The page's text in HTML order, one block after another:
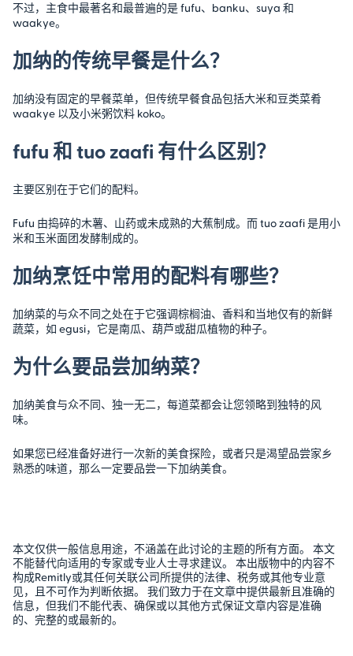
不过，主食中最著名和最普遍的是 fufu、banku、suya 和
waakye。
加纳的传统早餐是什么？
加纳没有固定的早餐菜单，但传统早餐食品包括大米和豆类菜肴
waakye 以及小米粥饮料 koko。
fufu 和 tuo zaafi 有什么区别？
主要区别在于它们的配料。
Fufu 由捣碎的木薯、山药或未成熟的大蕉制成。而 tuo zaafi 是用小
米和玉米面团发酵制成的。
加纳烹饪中常用的配料有哪些？
加纳菜的与众不同之处在于它强调棕榈油、香料和当地仅有的新鲜
蔬菜，如 egusi，它是南瓜、葫芦或甜瓜植物的种子。
为什么要品尝加纳菜？
加纳美食与众不同、独一无二，每道菜都会让您领略到独特的风
味。
如果您已经准备好进行一次新的美食探险，或者只是渴望品尝家乡
熟悉的味道，那么一定要品尝一下加纳美食。
本文仅供一般信息用途，不涵盖在此讨论的主题的所有方面。 本文
不能替代向适用的专家或专业人士寻求建议。 本出版物中的内容不
构成Remitly或其任何关联公司所提供的法律、税务或其他专业意
见，且不可作为判断依据。 我们致力于在文章中提供最新且准确的
信息，但我们不能代表、确保或以其他方式保证文章内容是准确
的、完整的或最新的。